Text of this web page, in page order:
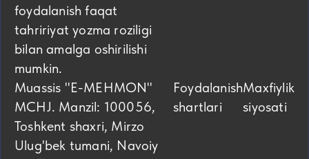
foydalanish faqat
tahririyat yozma roziligi
bilan amalga oshirilishi
mumkin.
Muassis "E-MEHMON"
MCHJ. Manzil: 100056,
Toshkent shaxri, Mirzo
Ulug'bek tumani, Navoiy
Foydalanish
shartlari
Maxfiylik
siyosati